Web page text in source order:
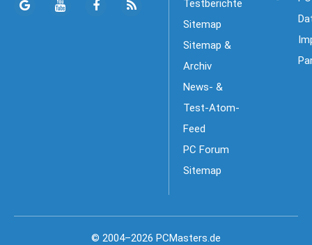
Testberichte
Sitemap
Sitemap &
Archiv
News- &
Test-Atom-
Feed
PC Forum
Sitemap
© 2004–2026 PCMasters.de